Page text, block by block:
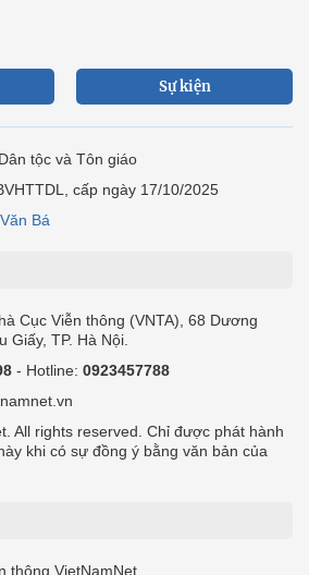
Sự kiện
tộc và Tôn giáo
cấp ngày 17/10/2025
Bá
Cục Viễn thông (VNTA), 68 Dương
TP. Hà Nội.
- Hotline: 0923457788
All rights reserved. Chỉ được phát hành
khi có sự đồng ý bằng văn bản của
thông VietNamNet